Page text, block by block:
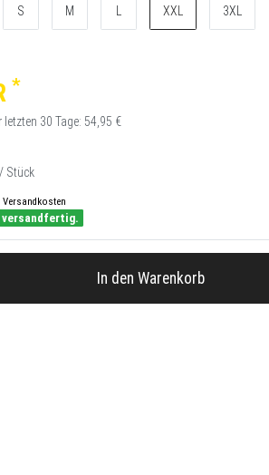
S M L XXL 3XL
*
letzten 30 Tage: 54,95 €
Stück
Versandkosten
versandfertig.
In den Warenkorb